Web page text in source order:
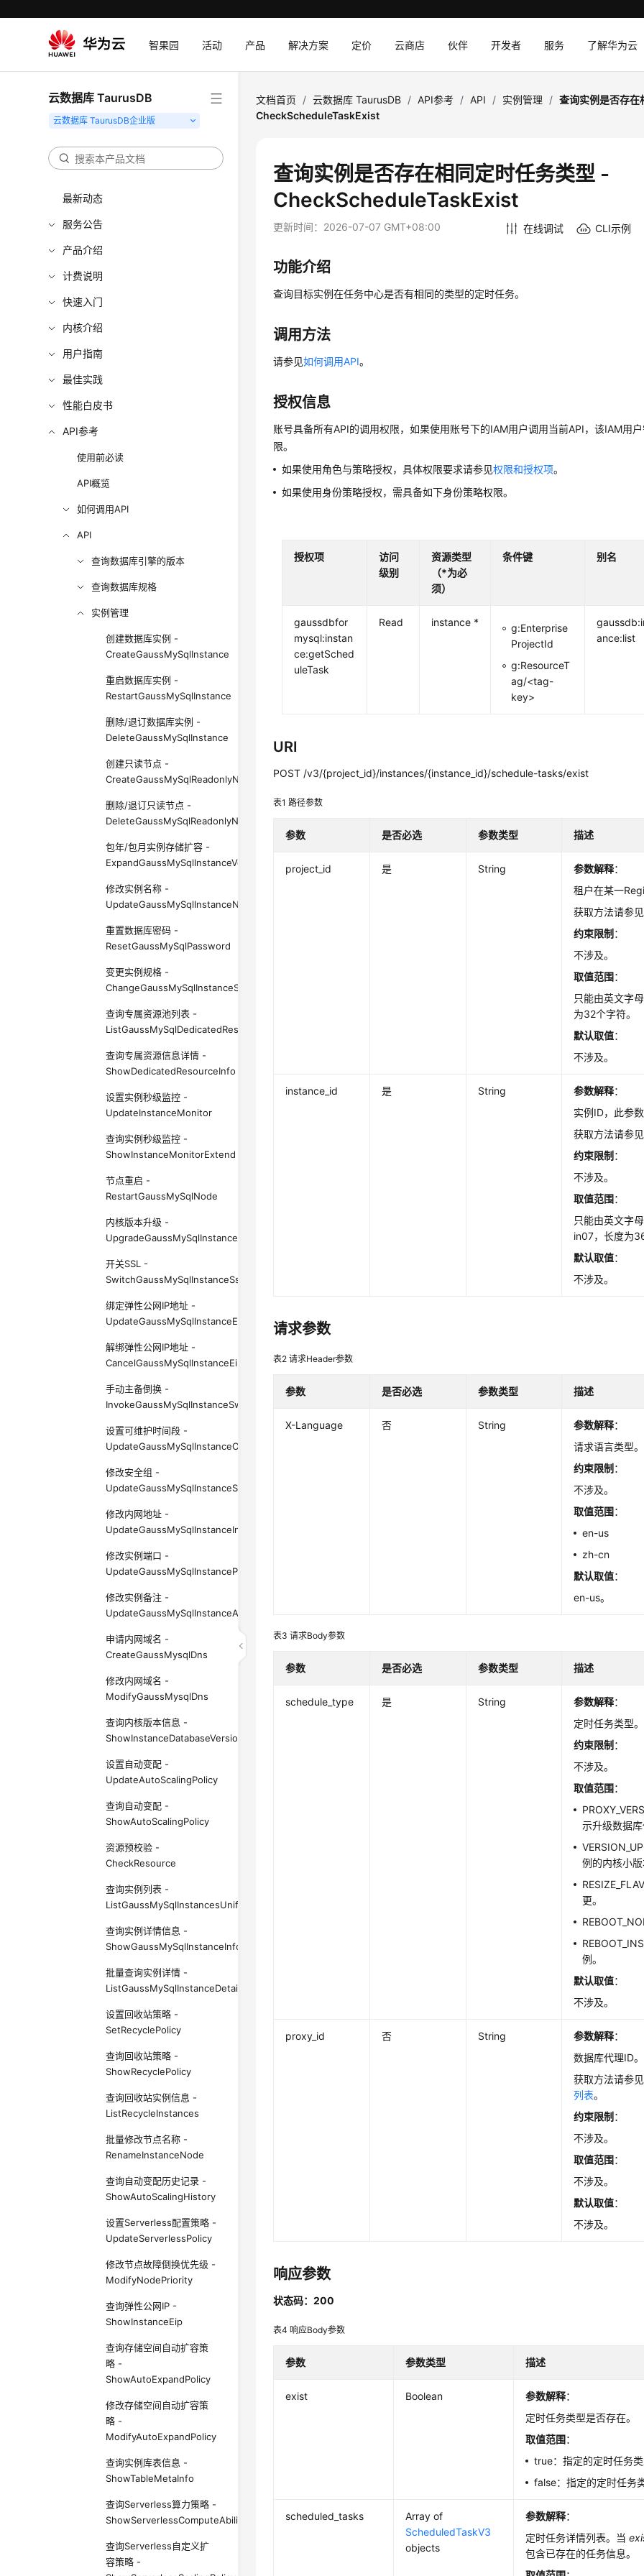
智果园 活动 产品 解决方案 定价 云商店 伙伴 开发者 服务 了解华为云
云数据库 TaurusDB
最新动态
服务公告
产品介绍
计费说明
快速入门
内核介绍
用户指南
最佳实践
性能白皮书
API参考
使用前必读
API概览
如何调用API
API
查询数据库引擎的版本
查询数据库规格
实例管理
创建数据库实例 -
CreateGaussMySqlInstance
重启数据库实例 -
RestartGaussMySqlInstance
删除/退订数据库实例 -
DeleteGaussMySqlInstance
创建只读节点 -
CreateGaussMySqlReadonlyNode
删除/退订只读节点 -
DeleteGaussMySqlReadonlyNode
包年/包月实例存储扩容 -
ExpandGaussMySqlInstanceVolume
修改实例名称 -
UpdateGaussMySqlInstanceName
重置数据库密码 -
ResetGaussMySqlPassword
变更实例规格 -
ChangeGaussMySqlInstanceSpecification
查询专属资源池列表 -
ListGaussMySqlDedicatedResources
查询专属资源信息详情 -
ShowDedicatedResourceInfo
设置实例秒级监控 -
UpdateInstanceMonitor
查询实例秒级监控 -
ShowInstanceMonitorExtend
节点重启 -
RestartGaussMySqlNode
内核版本升级 -
UpgradeGaussMySqlInstanceDatabase
开关SSL -
SwitchGaussMySqlInstanceSsl
绑定弹性公网IP地址 -
UpdateGaussMySqlInstanceEip
解绑弹性公网IP地址 -
CancelGaussMySqlInstanceEip
手动主备倒换 -
InvokeGaussMySqlInstanceSwitchOver
设置可维护时间段 -
UpdateGaussMySqlInstanceOpsWindow
修改安全组 -
UpdateGaussMySqlInstanceSecurityGroup
修改内网地址 -
UpdateGaussMySqlInstanceInternalIp
修改实例端口 -
UpdateGaussMySqlInstancePort
修改实例备注 -
UpdateGaussMySqlInstanceAlias
申请内网域名 -
CreateGaussMysqlDns
修改内网域名 -
ModifyGaussMysqlDns
查询内核版本信息 -
ShowInstanceDatabaseVersion
设置自动变配 -
UpdateAutoScalingPolicy
查询自动变配 -
ShowAutoScalingPolicy
资源预校验 -
CheckResource
查询实例列表 -
ListGaussMySqlInstancesUnifyStatus
查询实例详情信息 -
ShowGaussMySqlInstanceInfoUnifyStatus
批量查询实例详情 -
ListGaussMySqlInstanceDetailInfoUnifyStatus
设置回收站策略 -
SetRecyclePolicy
查询回收站策略 -
ShowRecyclePolicy
查询回收站实例信息 -
ListRecycleInstances
批量修改节点名称 -
RenameInstanceNode
查询自动变配历史记录 -
ShowAutoScalingHistory
设置Serverless配置策略 -
UpdateServerlessPolicy
修改节点故障倒换优先级 -
ModifyNodePriority
查询弹性公网IP -
ShowInstanceEip
查询存储空间自动扩容策
略 -
ShowAutoExpandPolicy
修改存储空间自动扩容策
略 -
ModifyAutoExpandPolicy
查询实例库表信息 -
ShowTableMetaInfo
查询Serverless算力策略 -
ShowServerlessComputeAbilityPolicy
查询Serverless自定义扩
容策略 -
文档首页 / 云数据库 TaurusDB / API参考 / API / 实例管理 / 查询实例是否存
CheckScheduleTaskExist
查询实例是否存在相同定时任务类型 -
CheckScheduleTaskExist
更新时间： 2026-07-07 GMT+08:00 在线调试 CLI示例
功能介绍
查询目标实例在任务中心是否有相同的类型的定时任务。
调用方法
请参见如何调用API。
授权信息
账号具备所有API的调用权限，如果使用账号下的IAM用户调用当前API，该IAM用
限。
如果使用角色与策略授权，具体权限要求请参见权限和授权项。
如果使用身份策略授权，需具备如下身份策略权限。
授权项
访问
级别
资源类型
（*为必
须）
条件键 别名
gaussdbfor
mysql:instan
ce:getSched
uleTask
Read instance *
g:Enterprise
ProjectId
g:ResourceT
ag/<tag-
key>
ance:list
URI
POST /v3/{project_id}/instances/{instance_id}/schedule-tasks/exist
表1路径参数
参数 是否必选 参数类型 描述
project_id 是 String 参数解释：
租户在某一
获取方法请参见
约束限制 ：
不涉及。
取值范围：
只能由英文字
为32个字符。
默认取值：
不涉及。
instance_id 是 String 参数解释：
实例ID，此参
获取方法请参见
约束限制 ：
不涉及。
取值范围：
只能由英文字
in07，长度为
默认取值：
不涉及。
请求参数
表2请求Header参数
参数 是否必选 参数类型 描述
X-Language 否 String 参数解释：
请求语言类型。
约束限制 ：
不涉及。
取值范围：
en-us
zh-cn
默认取值：
en-us。
表3请求Body参数
参数 是否必选 参数类型 描述
schedule_type 是 String 参数解释：
定时任务类型。
约束限制 ：
不涉及。
取值范围：
示升级数据
例的内核小
更。
例。
默认取值：
不涉及。
proxy_id 否 String 参数解释：
数据库代理ID。
获取方法请参见
列表。
约束限制 ：
不涉及。
取值范围：
不涉及。
默认取值：
不涉及。
响应参数
状态码：200
表4响应Body参数
参数 参数类型 描述
exist Boolean 参数解释：
定时任务类型是否存在。
取值范围：
true：指定的定时任务
false：指定的定时任务
scheduled_tasks
Array of
ScheduledTaskV3
objects
参数解释：
定时任务详情列表。当
包含已存在的任务信息。